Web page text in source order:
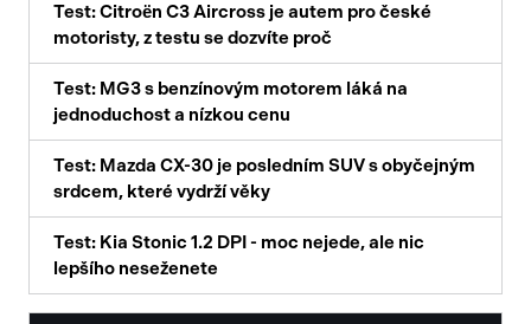
Test: Citroën C3 Aircross je autem pro české
motoristy, z testu se dozvíte proč
Test: MG3 s benzínovým motorem láká na
jednoduchost a nízkou cenu
Test: Mazda CX-30 je posledním SUV s obyčejným
srdcem, které vydrží věky
Test: Kia Stonic 1.2 DPI - moc nejede, ale nic
lepšího neseženete